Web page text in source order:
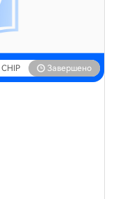
CHIP Завершено